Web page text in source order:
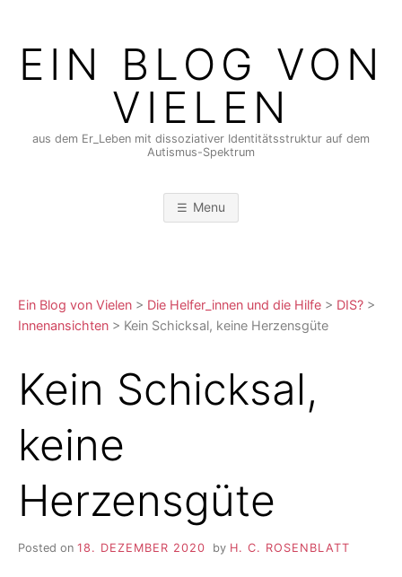
contentEIN BLOG VON
VIELEN
aus dem Er_Leben mit dissoziativer Identitätsstruktur auf dem
Autismus-Spektrum
Menu
Ein Blog von Vielen > Die Helfer_innen und die Hilfe > DIS? >
Innenansichten > Kein Schicksal, keine Herzensgüte
Kein Schicksal,
keine
Herzensgüte
Posted on 18. DEZEMBER 2020 by H. C. ROSENBLATT